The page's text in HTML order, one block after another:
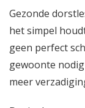
Gezonde
het simpel
geen perfect
gewoonte
meer